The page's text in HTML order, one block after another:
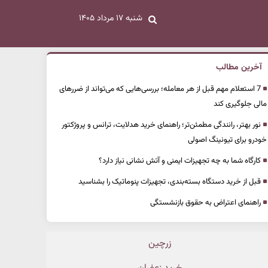
شنبه ۱۷ مرداد ۱۴۰۵
آخرین مطالب
7 استعلام مهم قبل از هر معامله؛ بررسی‌هایی که می‌تواند از ضررهای
مالی جلوگیری کند
نور بهتر، رانندگی مطمئن‌تر؛ راهنمای خرید هدلایت، ترانس و پروژکتور
خودرو برای تیونینگ اصولی
کارگاه شما به چه تجهیزات ایمنی و آتش نشانی نیاز دارد؟
قبل از خرید دستگاه بسته‌بندی، تجهیزات پنوماتیک را بشناسید
راهنمای اعتراض به حقوق بازنشستگی
زرچین